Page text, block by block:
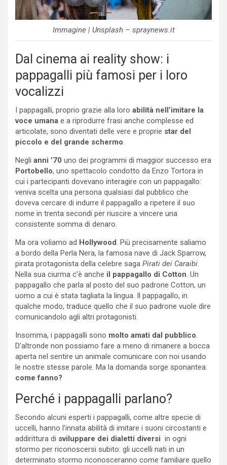
Immagine | Unsplash – spraynews.it
Dal cinema ai reality show: i
pappagalli più famosi per i loro
vocalizzi
I pappagalli, proprio grazie alla loro abilità nell’imitare la
voce umana e a riprodurre frasi anche complesse ed
articolate, sono diventati delle vere e proprie star del
piccolo e del grande schermo.
Negli anni ’70 uno dei programmi di maggior successo era
Portobello, uno spettacolo condotto da Enzo Tortora in
cui i partecipanti dovevano interagire con un pappagallo:
veniva scelta una persona qualsiasi dal pubblico che
doveva cercare di indurre il pappagallo a ripetere il suo
nome in trenta secondi per riuscire a vincere una
consistente somma di denaro.
Ma ora voliamo ad Hollywood. Più precisamente saliamo
a bordo della Perla Nera, la famosa nave di Jack Sparrow,
pirata protagonista della celebre saga Pirati dei Caraibi.
Nella sua ciurma c’è anche il pappagallo di Cotton. Un
pappagallo che parla al posto del suo padrone Cotton, un
uomo a cui è stata tagliata la lingua. Il pappagallo, in
qualche modo, traduce quello che il suo padrone vuole dire
comunicandolo agli altri protagonisti.
Insomma, i pappagalli sono molto amati dal pubblico.
D’altronde non possiamo fare a meno di rimanere a bocca
aperta nel sentire un animale comunicare con noi usando
le nostre stesse parole. Ma la domanda sorge sponantea:
come fanno?
Perché i pappagalli parlano?
Secondo alcuni esperti i pappagalli, come altre specie di
uccelli, hanno l’innata abilità di imitare i suoni circostanti e
addirittura di sviluppare dei dialetti diversi in ogni
stormo per riconoscersi subito: gli uccelli nati in un
determinato stormo riconosceranno come familiare quello